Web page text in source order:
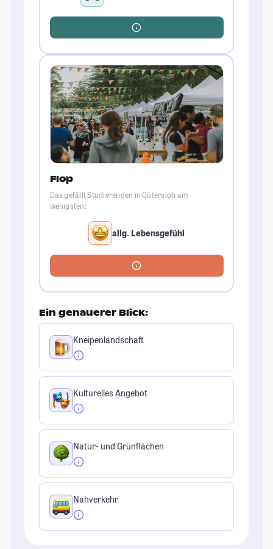
Flop
Das gefällt Studierenden in Gütersloh am
wenigsten:
allg. Lebensgefühl
Ein genauerer Blick:
Kneipenlandschaft
Kulturelles Angebot
Natur- und Grünflächen
Nahverkehr